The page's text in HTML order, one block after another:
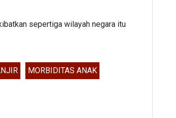
sepertiga wilayah negara itu
MORBIDITAS ANAK